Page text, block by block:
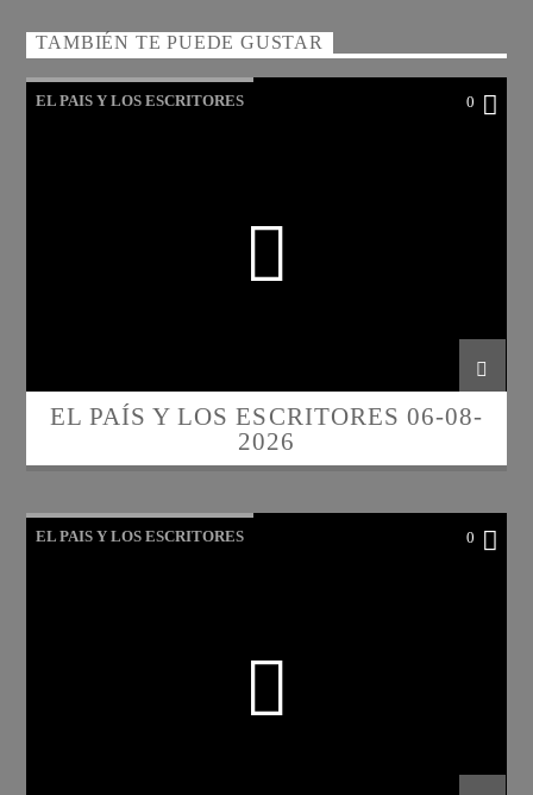
TAMBIÉN TE PUEDE GUSTAR
EL PAIS Y LOS ESCRITORES 0
EL PAÍS Y LOS ESCRITORES 06-08-
2026
EL PAIS Y LOS ESCRITORES 0